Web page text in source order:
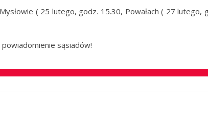
( 25 lutego, godz. 15.30, Powałach ( 27 lutego,
sąsiadów!